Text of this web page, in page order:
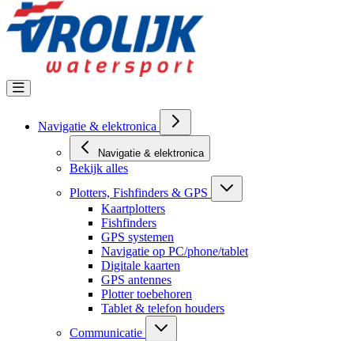
Navigatie & elektronica
Navigatie & elektronica
Bekijk alles
Plotters, Fishfinders & GPS
Kaartplotters
Fishfinders
GPS systemen
Navigatie op PC/phone/tablet
Digitale kaarten
GPS antennes
Plotter toebehoren
Tablet & telefon houders
Communicatie